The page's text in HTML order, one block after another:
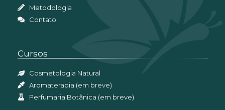
Metodologia
Contato
Cursos
Cosmetologia Natural
Aromaterapia (em breve)
Perfumaria Botânica (em breve)